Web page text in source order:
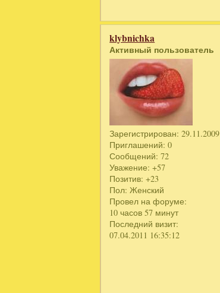
klybnichka
Активный пользователь
Зарегистрирован: 29.11.2009
Приглашений: 0
Сообщений: 72
Уважение: +57
Позитив: +23
Пол: Женский
Провел на форуме:
10 часов 57 минут
Последний визит:
07.04.2011 16:35:12